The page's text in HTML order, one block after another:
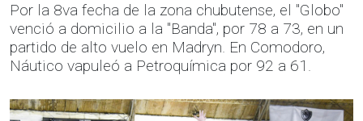
Por la 8va fecha de la zona chubutense, el "Globo"
venció a domicilio a la "Banda", por 78 a 73, en un
partido de alto vuelo en Madryn. En Comodoro,
Náutico vapuleó a Petroquímica por 92 a 61.